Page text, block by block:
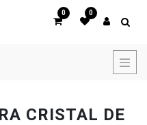
0 0
CRISTAL DE